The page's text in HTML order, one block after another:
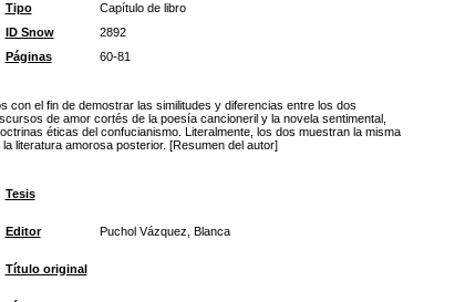
Tipo
Capítulo de libro
ID Snow
2892
Páginas
60-81
con el fin de demostrar las similitudes y diferencias entre los dos
de amor cortés de la poesía cancioneril y la novela sentimental,
éticas del confucianismo. Literalmente, los dos muestran la misma
literatura amorosa posterior. [Resumen del autor]
Tesis
Editor Puchol Vázquez, Blanca
Título original